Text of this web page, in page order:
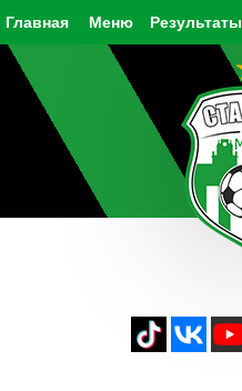
Главная Результаты
Меню